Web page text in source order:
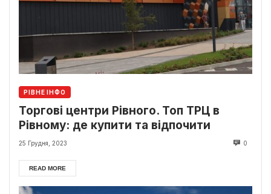
РІВНЕ ІНФО
Торгові центри Рівного. Топ ТРЦ в
Рівному: де купити та відпочити
25 Грудня, 2023 0
READ MORE